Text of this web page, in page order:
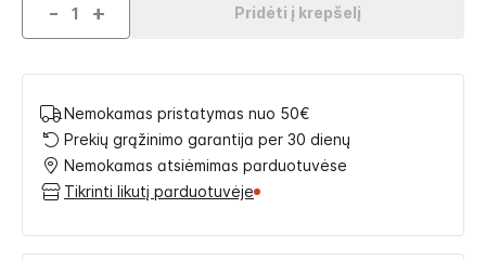
- + Pridėti į krepšelį
Nemokamas pristatymas nuo 50€
Prekių grąžinimo garantija per 30 dienų
Nemokamas atsiėmimas parduotuvėse
Tikrinti likutį parduotuvėje